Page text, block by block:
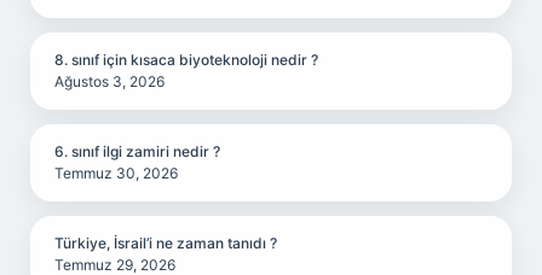
8. sınıf için kısaca biyoteknoloji nedir ?
Ağustos 3, 2026
6. sınıf ilgi zamiri nedir ?
Temmuz 30, 2026
Türkiye, İsrail’i ne zaman tanıdı ?
Temmuz 29, 2026